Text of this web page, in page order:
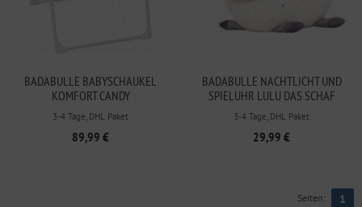
BADABULLE BABYSCHAUKEL
KOMFORT CANDY
AUSVERKAUFSPREIS
3-4 Tage, DHL Paket
89,99 €
BADABULLE NACHTLICHT UND
SPIELUHR LULU DAS SCHAF
3-4 Tage, DHL Paket
29,99 €
Seiten: 1